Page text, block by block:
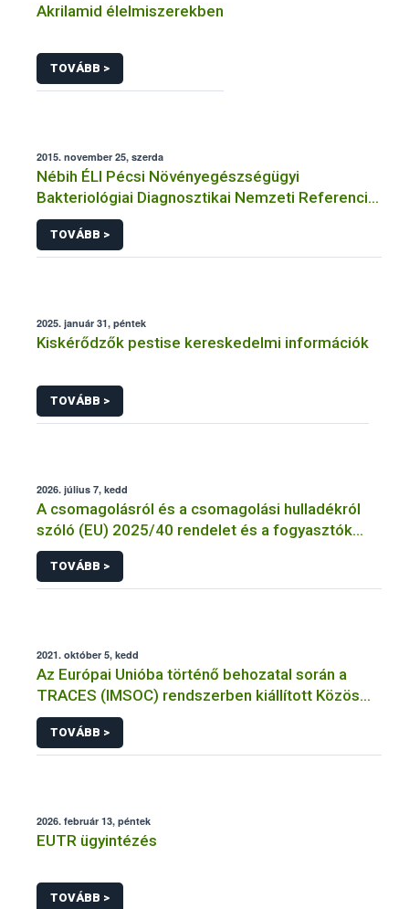
Akrilamid élelmiszerekben
TOVÁBB >
2015. november 25, szerda
Nébih ÉLI Pécsi Növényegészségügyi
Bakteriológiai Diagnosztikai Nemzeti Referencia
Laboratórium
TOVÁBB >
2025. január 31, péntek
Kiskérődzők pestise kereskedelmi információk
TOVÁBB >
2026. július 7, kedd
A csomagolásról és a csomagolási hulladékról
szóló (EU) 2025/40 rendelet és a fogyasztók
élelmiszerekkel kapcsolatos tájékoztatásáról
szóló 1169/2011/EU rendelet jelölési
kötelezettségeinek összehangolásáról szóló
TOVÁBB >
2021. október 5, kedd
Az Európai Unióba történő behozatal során a
TRACES (IMSOC) rendszerben kiállított Közös
Egészségügyi Beléptetési Okmány: KEBO-D
(angolul: CHEDD) használata
TOVÁBB >
2026. február 13, péntek
EUTR ügyintézés
TOVÁBB >